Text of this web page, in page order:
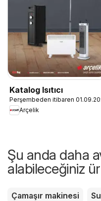
Katalog Isıtıcı
Perşembeden itibaren
Arçelik
Şu anda daha
alabileceğiniz
Çamaşır makinesi Su